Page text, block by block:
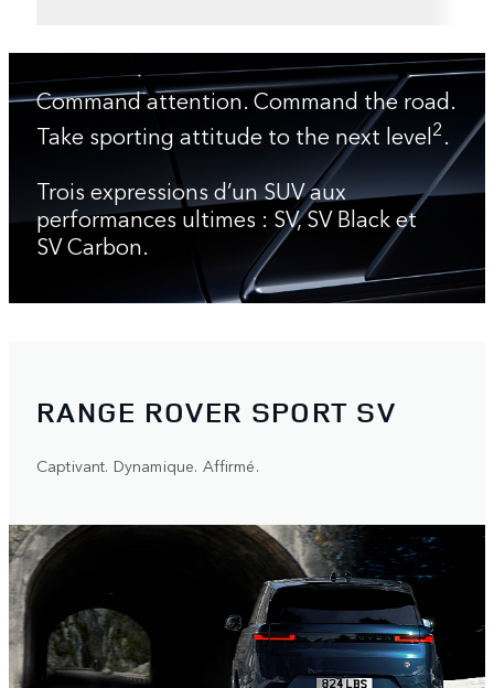
Command attention. Command the road.
Take sporting attitude to the next level2.
Trois expressions d’un SUV aux
performances ultimes : SV, SV Black et
SV Carbon.
RANGE ROVER SPORT SV
Captivant. Dynamique. Affirmé.